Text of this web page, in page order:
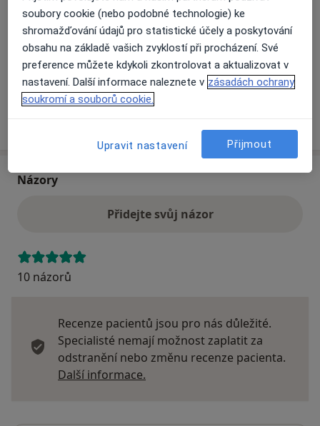
Způsoby platby (soukromé návštěvy)
Na teto adrese lékař přijímá pacienty na pojišťovnu
Detaily
o adrese
Názory
Přidejte svůj názor
10 názorů
Recenze pacientů jsou pro nás důležité.
Specialisté nemají možnost zaplatit za
odstranění nebo změnu recenze pacienta.
Další informace.
soubory cookie (nebo podobné technologie) ke
shromažďování údajů pro statistické účely a poskytování
obsahu na základě vašich zvyklostí při procházení. Své
preference můžete kdykoli zkontrolovat a aktualizovat v
nastavení. Další informace naleznete v zásadách ochrany
soukromí a souborů cookie.
Upravit nastavení Přijmout